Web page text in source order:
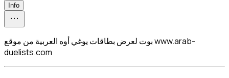
Info
بوت لعرض بطاقات يوغي أوه العربية من موقع www.arab-
duelists.com